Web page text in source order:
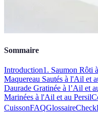
Sommaire
Introduction1. Saumon Rôti
Maquereau Sautés à l'Ail et
Daurade Gratinée à l’Ail et
Marinées à l'Ail et au Persil
CuissonFAQGlossaire